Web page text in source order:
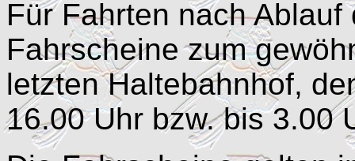
Für Fahrten nach
Fahrscheine zum
letzten Haltebahnhof,
16.00 Uhr bzw. bis 3.00